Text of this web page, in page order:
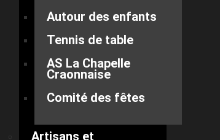
Autour des enfants
Tennis de table
AS La Chapelle
Craonnaise
Comité des fêtes
Artisans et